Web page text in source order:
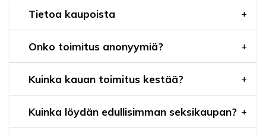
Tietoa kaupoista
Onko toimitus anonyymiä?
Kuinka kauan toimitus kestää?
Kuinka löydän edullisimman seksikaupan?